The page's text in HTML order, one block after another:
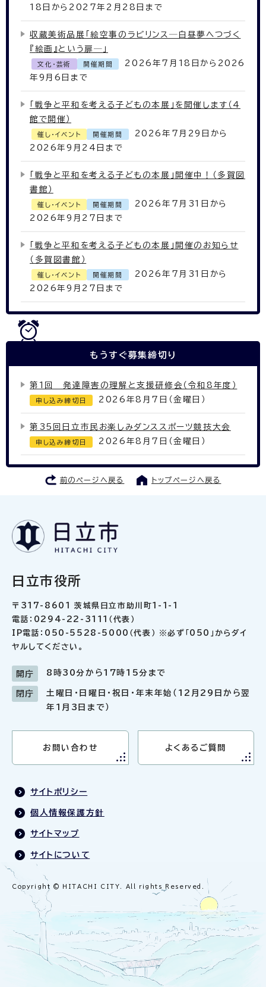
18日から2027年2月28日まで
収蔵美術品展「絵空事のラビリンス─白昼夢へつづく
『絵画』という扉─」
文化・芸術 開催期間
2026年7月18日から2026
年9月6日まで
「戦争と平和を考える子どもの本展」を開催します（4
館で開催）
催し・イベント 開催期間
2026年7月29日から
2026年9月24日まで
「戦争と平和を考える子どもの本展」開催中！（多賀図
書館）
催し・イベント 開催期間
2026年7月31日から
2026年9月27日まで
「戦争と平和を考える子どもの本展」開催のお知らせ
（多賀図書館）
催し・イベント 開催期間
2026年7月31日から
2026年9月27日まで
もうすぐ募集締切り
第1回 発達障害の理解と支援研修会（令和8年度）
申し込み締切日 2026年8月7日（金曜日）
第35回日立市民お楽しみダンススポーツ競技大会
申し込み締切日 2026年8月7日（金曜日）
前のページへ戻る トップページへ戻る
日立市役所
〒317-8601 茨城県日立市助川町1-1-1
電話：0294-22-3111（代表）
IP電話：050-5528-5000（代表） ※必ず「050」からダイ
ヤルしてください。
開庁 8時30分から17時15分まで
閉庁
土曜日・日曜日・祝日・年末年始（12月29日から翌
年1月3日まで）
お問い合わせ よくあるご質問
サイトポリシー
個人情報保護方針
サイトマップ
サイトについて
Copyright © HITACHI CITY. All rights Reserved.